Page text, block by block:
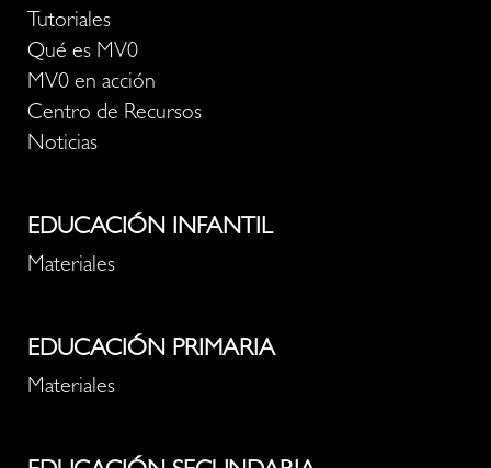
Tutoriales
Qué es MV0
MV0 en acción
Centro de Recursos
Noticias
EDUCACIÓN INFANTIL
Materiales
EDUCACIÓN PRIMARIA
Materiales